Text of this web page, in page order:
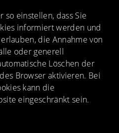
so einstellen, dass Sie
informiert werden und
die Annahme von
oder generell
Löschen der
Browser aktivieren. Bei
kann die
eingeschränkt sein.